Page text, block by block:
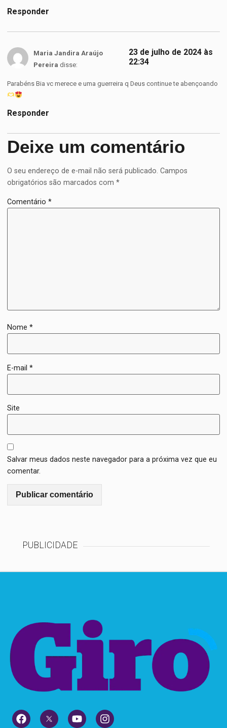
Responder
Maria Jandira Araújo
Pereira disse:
23 de julho de 2024 às
22:34
Parabéns Bia vc merece e uma guerreira q Deus continue te abençoando
Responder
Deixe um comentário
O seu endereço de e-mail não será publicado. Campos
obrigatórios são marcados com*
Comentário*
Nome*
E-mail*
Site
Salvar meus dados neste navegador para a próxima vez que eu
comentar.
PUBLICIDADE